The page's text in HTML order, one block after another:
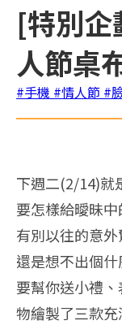
[特別
人節桌
#手機 #情人節 #
下週二(2/14)就
要怎樣給曖昧
有別以往的意
還是想不出個
要幫你送小禮
物繪製了三款